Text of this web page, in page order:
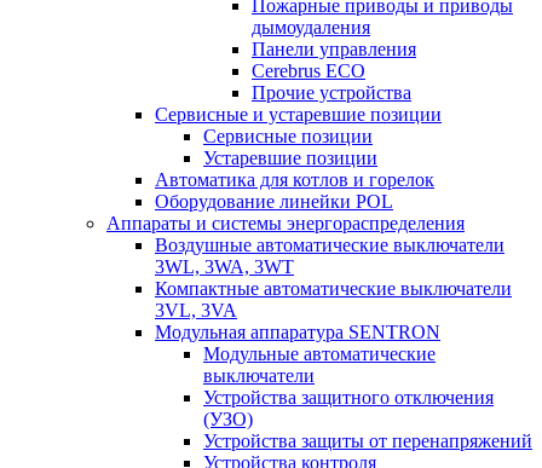
Пожарные приводы и приводы
дымоудаления
Панели управления
Cerebrus ECO
Прочие устройства
Сервисные и устаревшие позиции
Сервисные позиции
Устаревшие позиции
Автоматика для котлов и горелок
Оборудование линейки POL
Аппараты и системы энергораспределения
Воздушные автоматические выключатели
3WL, 3WA, 3WT
Компактные автоматические выключатели
3VL, 3VA
Модульная аппаратура SENTRON
Модульные автоматические
выключатели
Устройства защитного отключения
(УЗО)
Устройства защиты от перенапряжений
Устройства контроля